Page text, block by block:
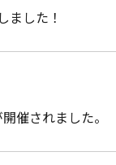
ました！
催されました。